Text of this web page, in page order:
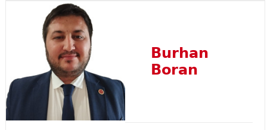
Burhan
Boran